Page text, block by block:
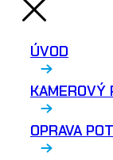
ÚVOD
KAMEROVÝ
OPRAVA